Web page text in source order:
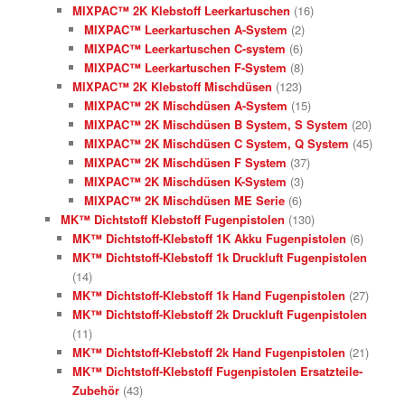
MIXPAC™ 2K Klebstoff Leerkartuschen (16)
MIXPAC™ Leerkartuschen A-System (2)
MIXPAC™ Leerkartuschen C-system (6)
MIXPAC™ Leerkartuschen F-System (8)
MIXPAC™ 2K Klebstoff Mischdüsen (123)
MIXPAC™ 2K Mischdüsen A-System (15)
MIXPAC™ 2K Mischdüsen B System, S System (20)
MIXPAC™ 2K Mischdüsen C System, Q System (45)
MIXPAC™ 2K Mischdüsen F System (37)
MIXPAC™ 2K Mischdüsen K-System (3)
MIXPAC™ 2K Mischdüsen ME Serie (6)
MK™ Dichtstoff Klebstoff Fugenpistolen (130)
MK™ Dichtstoff-Klebstoff 1K Akku Fugenpistolen (6)
MK™ Dichtstoff-Klebstoff 1k Druckluft Fugenpistolen
(14)
MK™ Dichtstoff-Klebstoff 1k Hand Fugenpistolen (27)
MK™ Dichtstoff-Klebstoff 2k Druckluft Fugenpistolen
(11)
MK™ Dichtstoff-Klebstoff 2k Hand Fugenpistolen (21)
MK™ Dichtstoff-Klebstoff Fugenpistolen Ersatzteile-
Zubehör (43)